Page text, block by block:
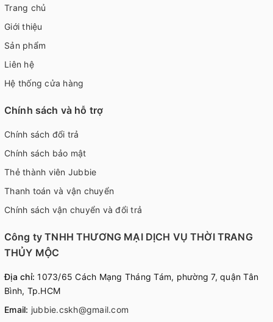
Trang chủ
Giới thiệu
Sản phẩm
Liên hệ
Hệ thống cửa hàng
Chính sách và hỗ trợ
Chính sách đổi trả
Chính sách bảo mật
Thẻ thành viên Jubbie
Thanh toán và vận chuyển
Chính sách vận chuyển và đổi trả
Công ty TNHH THƯƠNG MẠI DỊCH VỤ THỜI TRANG
THỦY MỘC
Địa chỉ: 1073/65 Cách Mạng Tháng Tám, phường 7, quận Tân
Bình, Tp.HCM
Email: jubbie.cskh@gmail.com